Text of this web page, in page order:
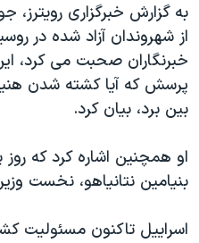
قانون شفافیت دارائی کادر
اعتراضات مردمی آبان ۹۸
اسرائیل در جنگ
نرگس محمدی برنده جایزه نوبل
همایش محافظه‌کاران آمریکا
صفحه‌های ویژه
به گزارش خبرگزاری رویترز،
از شهروندان آزاد شده در
خبرنگاران صحبت می کرد،
پرسش که آیا کشته شدن
بین برد، بیان کرد.
او همچنین اشاره کرد که
بنیامین نتانیاهو، نخست
اسراییل تاکنون مسئولیت